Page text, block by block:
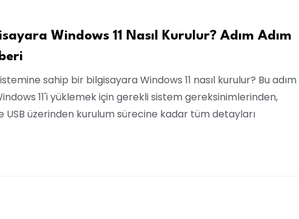
Windows 11 Nasıl Kurulur? Adım Adım
sahip bir bilgisayara Windows 11 nasıl kurulur? Bu adım
11'i yüklemek için gerekli sistem gereksinimlerinden,
USB üzerinden kurulum sürecine kadar tüm detayları